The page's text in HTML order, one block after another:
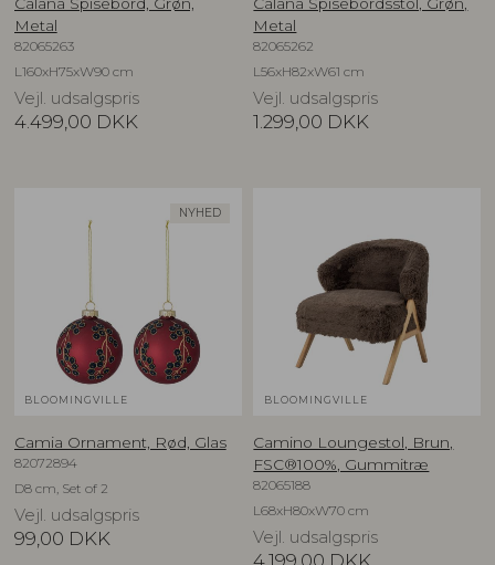
Metal
82065263
L160xH75xW90 cm
Vejl. udsalgspris
4.499,00 DKK
Metal
82065262
L56xH82xW61 cm
Vejl. udsalgspris
1.299,00 DKK
NYHED
BLOOMINGVILLE
Camia Ornament, Rød, Glas
82072894
D8 cm, Set of 2
Vejl. udsalgspris
99,00 DKK
BLOOMINGVILLE
Camino Loungestol, Brun,
FSC®100%, Gummitræ
82065188
L68xH80xW70 cm
Vejl. udsalgspris